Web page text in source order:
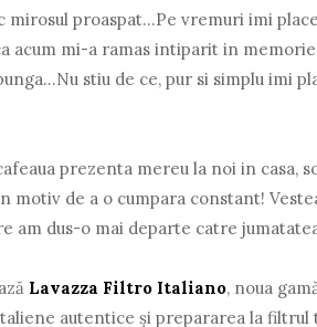
mirosul proaspat...Pe vremuri imi
acum mi-a ramas intiparit in
stiu de ce, pur si simplu imi
prezenta mereu la noi in casa,
motiv de a o cumpara constant!
am dus-o mai departe catre
Lavazza Filtro Italiano, noua
autentice și prepararea la filtrul